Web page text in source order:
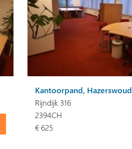
Kantoorpand,
Rijndijk 316
2394CH
€ 625